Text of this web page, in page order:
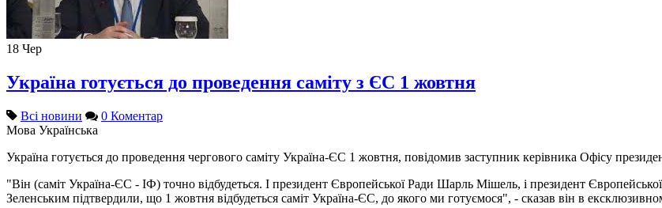
18 Чер
Україна готується до проведення саміту з ЄС 1 жовтня
Всі новини
0 Коментар
Мова Українська
Україна готується до проведення чергового саміту Україна-ЄС 1 жовтня, повідомив заступник керівника Офісу
"Він (саміт Україна-ЄС - ІФ) точно відбудеться. І президент Європейської Ради Шарль Мішель, і президент
Зеленським підтвердили, що 1 жовтня відбудеться саміт Україна-ЄС, до якого ми готуємося", - сказав він в